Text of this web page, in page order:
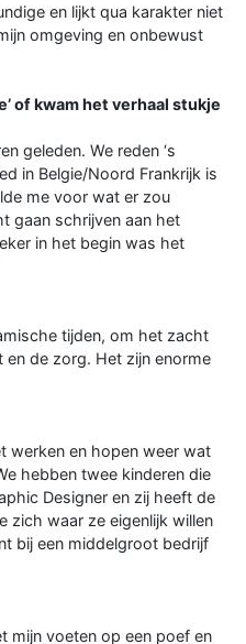
en lijkt qua karakter niet
omgeving en onbewust
of kwam het verhaal stukje
geleden. We reden ‘s
in Belgie/Noord Frankrijk is
me voor wat er zou
gaan schrijven aan het
in het begin was het
tijden, om het zacht
de zorg. Het zijn enorme
werken en hopen weer wat
hebben twee kinderen die
Designer en zij heeft de
zich waar ze eigenlijk willen
bij een middelgroot bedrijf
mijn voeten op een poef en